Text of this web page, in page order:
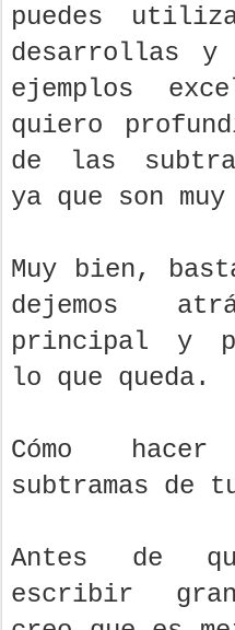
puedes
desarrollas y
ejemplos
quiero
de las
ya que son
Muy bien,
dejemos
principal y
lo que queda.
Cómo
subtramas de
Antes de
escribir